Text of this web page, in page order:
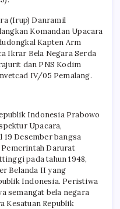
(Irup) Danramil
Komandan Upacara
Kapten Arm
Ikrar Bela Negara Serda
dan PNS Kodim
IV/05 Pemalang.
Indonesia Prabowo
Upacara,
Desember bangsa
Darurat
pada tahun 1948,
Belanda II yang
Indonesia. Peristiwa
semangat bela negara
Kesatuan Republik